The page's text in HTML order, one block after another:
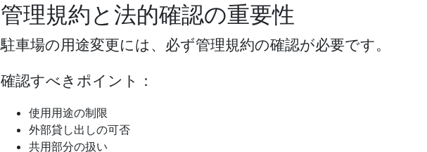
管理規約と法的確認の重要性
駐車場の用途変更には、必ず管理規約の確認が必要です。
確認すべきポイント：
使用用途の制限
外部貸し出しの可否
共用部分の扱い